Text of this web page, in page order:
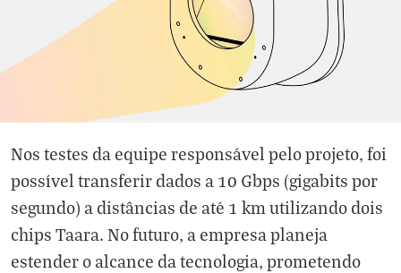
Nos testes da equipe responsável pelo projeto, foi
possível transferir dados a 10 Gbps (gigabits por
segundo) a distâncias de até 1 km utilizando dois
chips Taara. No futuro, a empresa planeja
estender o alcance da tecnologia, prometendo